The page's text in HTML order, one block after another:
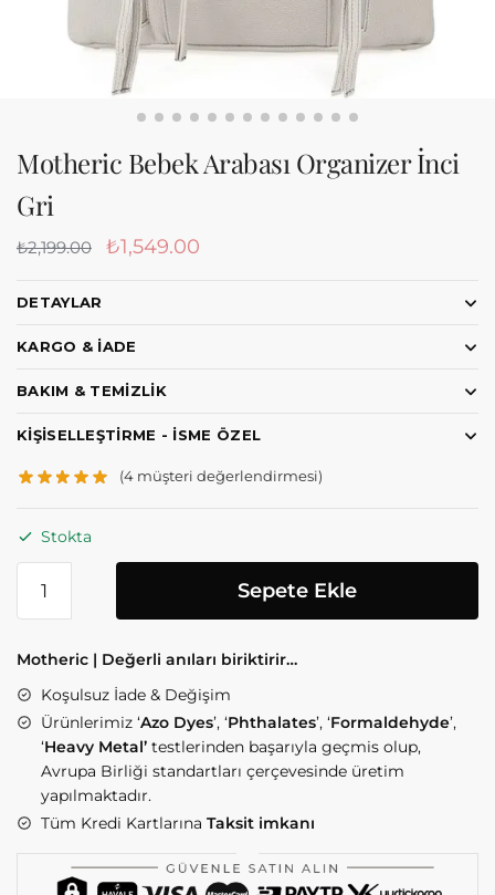
Motheric Bebek Arabası Organizer İnci
Gri
₺2,199.00 ₺1,549.00
DETAYLAR
KARGO & İADE
BAKIM & TEMIZLIK
KIŞISELLEŞTIRME - İSME ÖZEL
(4 müşteri değerlendirmesi)
Stokta
Sepete Ekle
Motheric | Değerli anıları biriktirir…
Koşulsuz İade & Değişim
Ürünlerimiz ‘Azo Dyes’, ‘Phthalates’, ‘Formaldehyde’,
‘Heavy Metal’ testlerinden başarıyla geçmis olup,
Avrupa Birliği standartları çerçevesinde üretim
yapılmaktadır.
Tüm Kredi Kartlarına Taksit imkanı